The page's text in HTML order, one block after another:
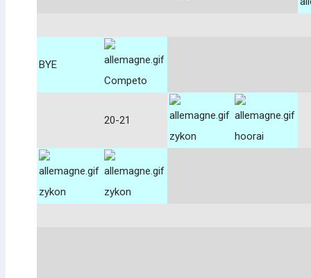
BYE
Competo
20-21
zykon
hoorai
zykon zykon